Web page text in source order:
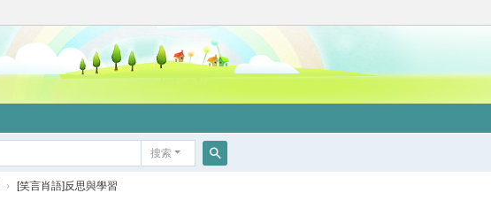
搜索
› [笑言肖語]反思與學習